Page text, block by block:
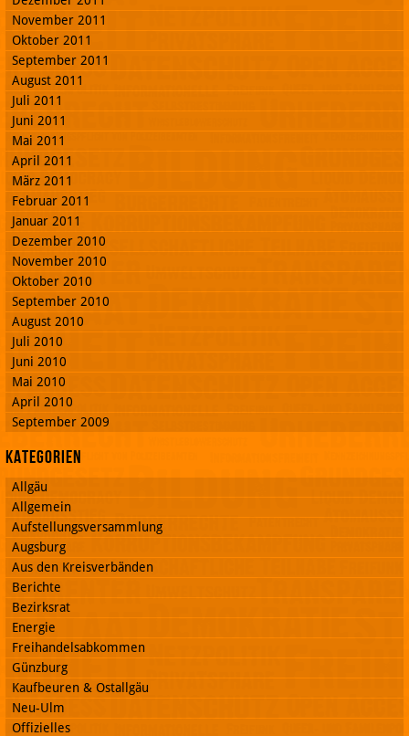
November 2011
Oktober 2011
September 2011
August 2011
Juli 2011
Juni 2011
Mai 2011
April 2011
März 2011
Februar 2011
Januar 2011
Dezember 2010
November 2010
Oktober 2010
September 2010
August 2010
Juli 2010
Juni 2010
Mai 2010
April 2010
September 2009
Kategorien
Allgäu
Allgemein
Aufstellungsversammlung
Augsburg
Aus den Kreisverbänden
Berichte
Bezirksrat
Energie
Freihandelsabkommen
Günzburg
Kaufbeuren & Ostallgäu
Neu-Ulm
Offizielles